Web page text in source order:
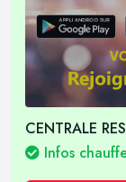
CENTRALE
Infos